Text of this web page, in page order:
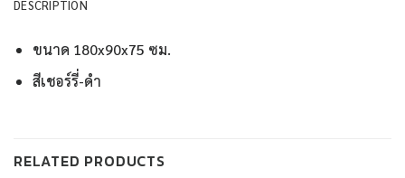
DESCRIPTION
ขนาด 180x90x75 ซม.
สีเชอร์รี่-ดำ
RELATED PRODUCTS